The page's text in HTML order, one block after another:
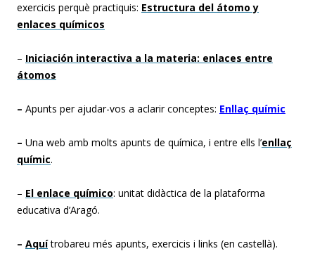
exercicis perquè practiquis: Estructura del átomo y
enlaces químicos
– Iniciación interactiva a la materia: enlaces entre
átomos
– Apunts per ajudar-vos a aclarir conceptes: Enllaç químic
– Una web amb molts apunts de química, i entre ells l’enllaç
químic.
– El enlace químico: unitat didàctica de la plataforma
educativa d’Aragó.
– Aquítrobareu més apunts, exercicis i links (en castellà).